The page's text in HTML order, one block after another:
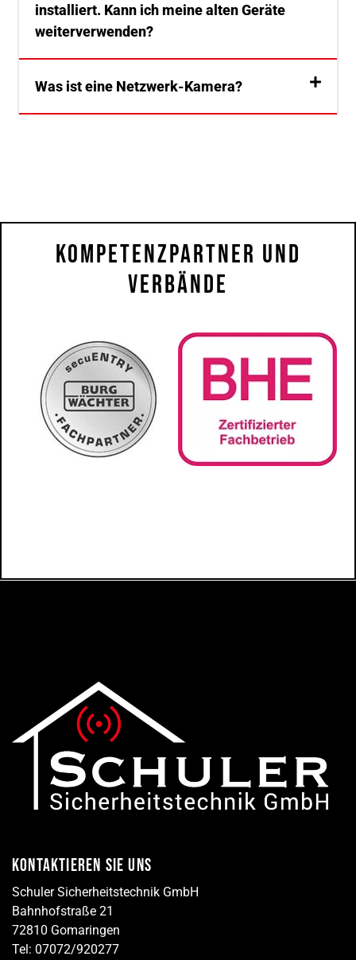
installiert. Kann ich meine alten Geräte
weiterverwenden?
Was ist eine Netzwerk-Kamera?
Kompetenzpartner Und
Verbände
KONTAKTIEREN SIE UNS
Schuler Sicherheitstechnik GmbH
Bahnhofstraße 21
72810 Gomaringen
Tel: 07072/920277